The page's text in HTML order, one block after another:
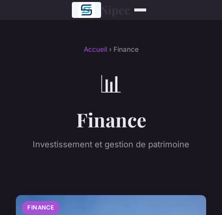
Accueil› Finance
📊
Finance
Investissement et gestion de patrimoine
FINANCE